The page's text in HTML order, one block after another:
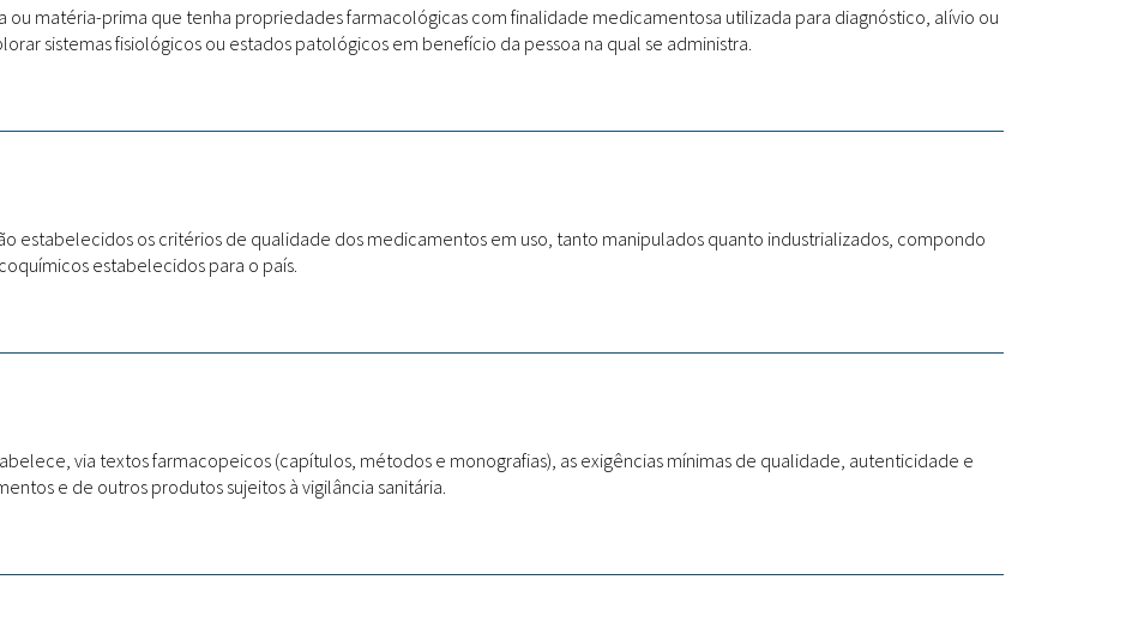
ou matéria-prima que tenha propriedades farmacológicas com finalidade medicamentosa utilizada para diagnóstico, alívio ou
sistemas fisiológicos ou estados patológicos em benefício da pessoa na qual se administra.
estabelecidos os critérios de qualidade dos medicamentos em uso, tanto manipulados quanto industrializados, compondo
estabelecidos para o país.
via textos farmacopeicos (capítulos, métodos e monografias), as exigências mínimas de qualidade, autenticidade e
e de outros produtos sujeitos à vigilância sanitária.